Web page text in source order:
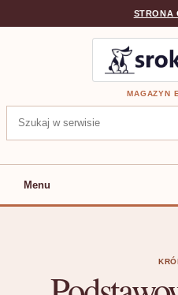
STRONA
MAGAZYN
Szukaj:
Menu